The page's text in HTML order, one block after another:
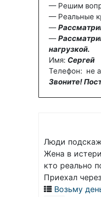
— Решим
— Реальные
—
—
нагрузкой.
Имя: Сергей
Телефон: не
Звоните!
Люди
Жена в
кто реально
Приехал
Возьму